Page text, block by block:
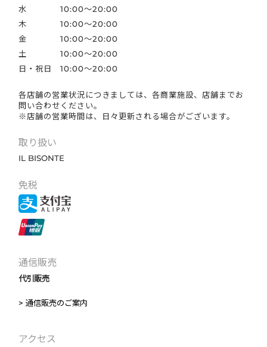
水10:00～20:00
木10:00～20:00
金10:00～20:00
土10:00～20:00
日・祝日10:00～20:00
各店舗の営業状況につきましては、各商業施設、店舗までお
問い合わせください。
※店舗の営業時間は、日々更新される場合がございます。
取り扱い
IL BISONTE
免税
通信販売
代引販売
> 通信販売のご案内
アクセス